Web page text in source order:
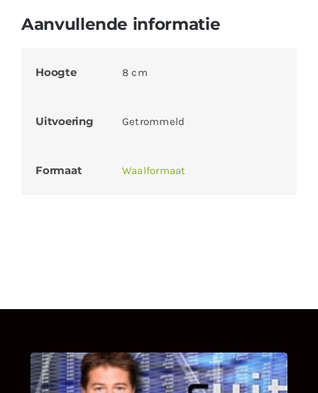
Aanvullende informatie
Hoogte 8 cm
Uitvoering Getrommeld
Formaat Waalformaat
UITSTEL VAN EXECUTIE